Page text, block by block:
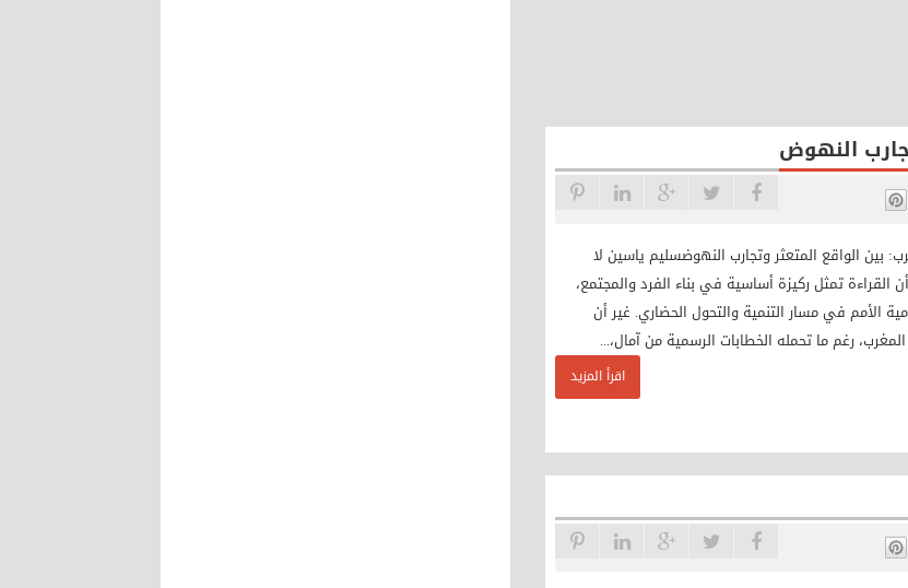
النهوض
بين الواقع المتعثر وتجارب النهوضسليم ياسين لا
القراءة تمثل ركيزة أساسية في بناء الفرد والمجتمع،
الأمم في مسار التنمية والتحول الحضاري. غير أن
رغم ما تحمله الخطابات الرسمية من آمال،...
اقرأ المزيد